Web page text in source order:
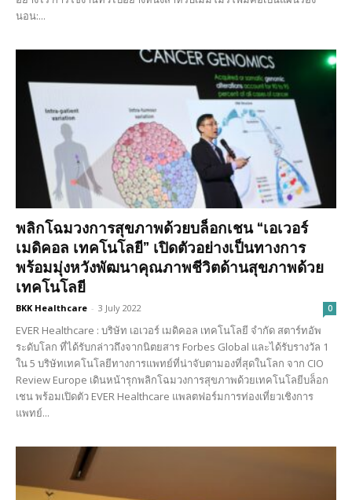
นอน:...
พลิกโฉมวงการสุขภาพด้วยบล็อกเชน “เอเวอร์
เมดิคอล เทคโนโลยี” เปิดตัวอย่างเป็นทางการ
พร้อมมุ่งหวังพัฒนาคุณภาพชีวิตด้านสุขภาพด้วย
เทคโนโลยี
BKK Healthcare - 3 July 2022 0
EVER Healthcare : บริษัท เอเวอร์ เมดิคอล เทคโนโลยี จํากัด สตาร์ทอัพ
ระดับโลก ที่ได้รับกล่าวถึงจากนิตยสาร Forbes Global และได้รับรางวัล 1
ใน 5 บริษัทเทคโนโลยีทางการแพทย์ที่น่าจับตามองที่สุดในโลก จาก CIO
Review Europe เดินหน้ารุกพลิกโฉมวงการสุขภาพด้วยเทคโนโลยีบล็อก
เชน พร้อมเปิดตัว EVER Healthcare แพลตฟอร์มการท่องเที่ยวเชิงการ
แพทย์...